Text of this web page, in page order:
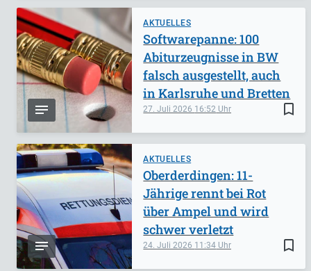
AKTUELLES
bookmark_border
27. Juli 2026 16:52
Softwarepanne: 100
Abiturzeugnisse in BW
falsch ausgestellt, auch
in Karlsruhe und Bretten
AKTUELLES
bookmark_border
24. Juli 2026 11:34
Oberderdingen: 11-
Jährige rennt bei Rot
über Ampel und wird
schwer verletzt